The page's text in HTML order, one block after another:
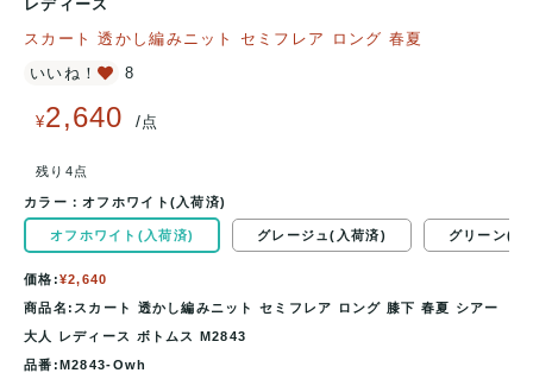
レディース
スカート 透かし編みニット セミフレア ロング 春夏
いいね！
8
¥2,640 /点
残り4点
カラー： オフホワイト(入荷済)
オフホワイト(入荷済) グレージュ(入荷済) グリーン(入
価格:¥2,640
商品名:スカート 透かし編みニット セミフレア ロング 膝下 春夏 シアー
大人 レディース ボトムス M2843
品番:M2843-Owh